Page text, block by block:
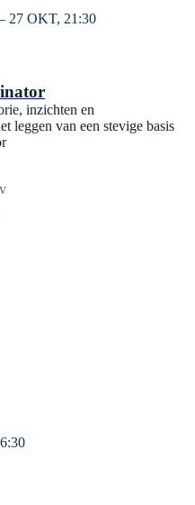
27 OKT, 21:30
inzichten en
leggen van een stevige basis